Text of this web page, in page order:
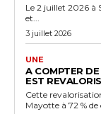
Le 2 juillet 2026 à
et...
3 juillet 2026
UNE
A COMPTER DE
EST
Cette
Mayotte à 72 % de